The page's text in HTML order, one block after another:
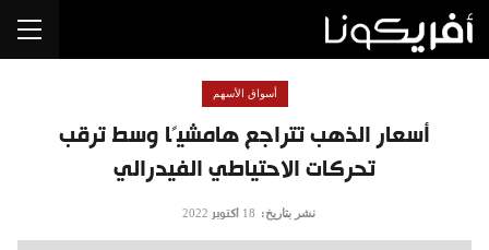
أسعار الذهب تتراجع هامشيًا وسط ترقب
تحركات الاحتياطي الفيدرالي
أسواق الأسهم
نشر بتاريخ: 18 أكتوبر 2022